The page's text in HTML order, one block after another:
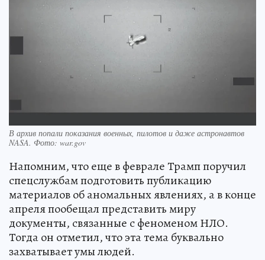
В архив попали показания военных, пилотов и даже астронавтов
NASA. Фото: war.gov
Напомним, что еще в феврале Трамп поручил
спецслужбам подготовить публикацию
материалов об аномальных явлениях, а в конце
апреля пообещал представить миру
документы, связанные с феноменом НЛО.
Тогда он отметил, что эта тема буквально
захватывает умы людей.